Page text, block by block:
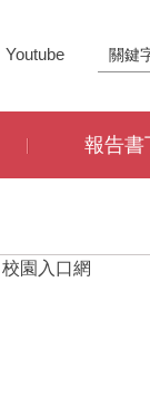
Youtube
報告書
校園入口網